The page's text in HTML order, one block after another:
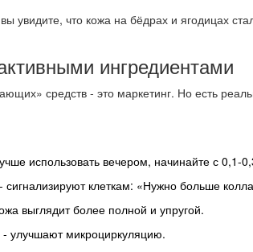
увидите, что кожа на бёдрах и ягодицах
ингредиентами
средств - это маркетинг. Но есть
использовать вечером, начинайте с 0,1-
клеткам: «Нужно больше
выглядит более полной и упругой.
- улучшают микроциркуляцию.